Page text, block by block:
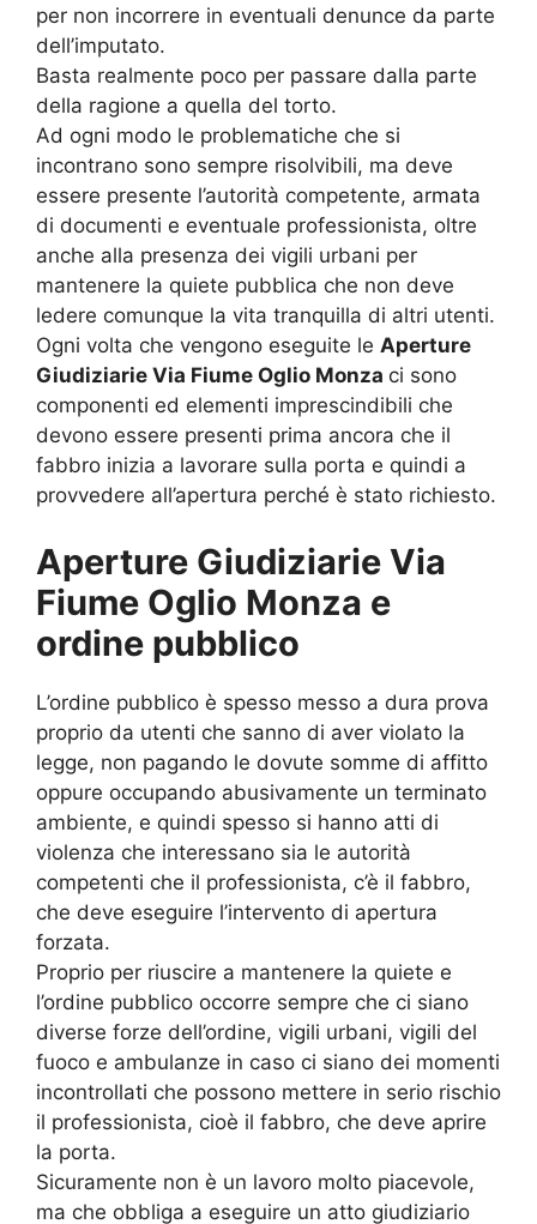
per non incorrere in eventuali denunce da parte
dell’imputato.
Basta realmente poco per passare dalla parte
della ragione a quella del torto.
Ad ogni modo le problematiche che si
incontrano sono sempre risolvibili, ma deve
essere presente l’autorità competente, armata
di documenti e eventuale professionista, oltre
anche alla presenza dei vigili urbani per
mantenere la quiete pubblica che non deve
ledere comunque la vita tranquilla di altri utenti.
Ogni volta che vengono eseguite le Aperture
Giudiziarie Via Fiume Oglio Monza ci sono
componenti ed elementi imprescindibili che
devono essere presenti prima ancora che il
fabbro inizia a lavorare sulla porta e quindi a
provvedere all’apertura perché è stato richiesto.
Aperture Giudiziarie Via
Fiume Oglio Monza e
ordine pubblico
L’ordine pubblico è spesso messo a dura prova
proprio da utenti che sanno di aver violato la
legge, non pagando le dovute somme di affitto
oppure occupando abusivamente un terminato
ambiente, e quindi spesso si hanno atti di
violenza che interessano sia le autorità
competenti che il professionista, c’è il fabbro,
che deve eseguire l’intervento di apertura
forzata.
Proprio per riuscire a mantenere la quiete e
l’ordine pubblico occorre sempre che ci siano
diverse forze dell’ordine, vigili urbani, vigili del
fuoco e ambulanze in caso ci siano dei momenti
incontrollati che possono mettere in serio rischio
il professionista, cioè il fabbro, che deve aprire
la porta.
Sicuramente non è un lavoro molto piacevole,
ma che obbliga a eseguire un atto giudiziario